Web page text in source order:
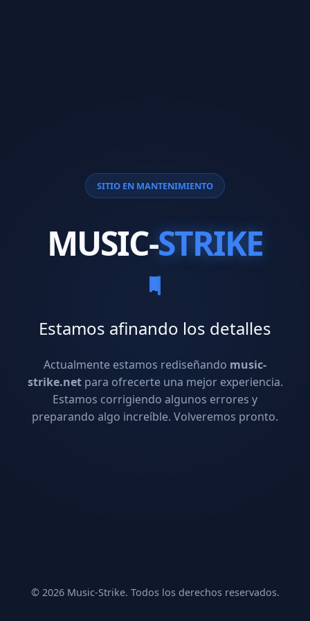
SITIO EN MANTENIMIENTO
MUSIC-STRIKE
Estamos afinando los detalles
Actualmente estamos rediseñando music-
strike.netpara ofrecerte una mejor experiencia.
Estamos corrigiendo algunos errores y
preparando algo increíble. Volveremos pronto.
© 2026 Music-Strike. Todos los derechos reservados.